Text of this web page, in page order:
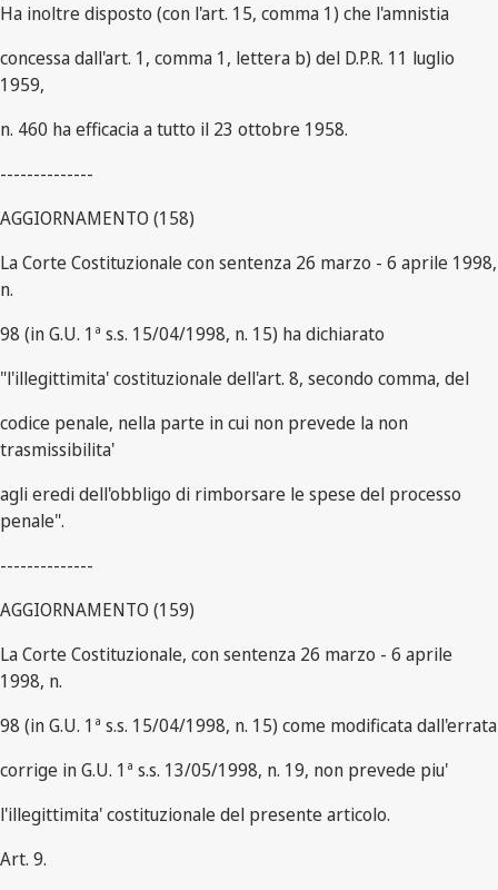
Ha inoltre disposto (con l'art. 15, comma 1) che l'amnistia
concessa dall'art. 1, comma 1, lettera b) del D.P.R. 11 luglio
1959,
n. 460 ha efficacia a tutto il 23 ottobre 1958.
--------------
AGGIORNAMENTO (158)
La Corte Costituzionale con sentenza 26 marzo - 6 aprile 1998,
n.
98 (in G.U. 1ª s.s. 15/04/1998, n. 15) ha dichiarato
"l'illegittimita' costituzionale dell'art. 8, secondo comma, del
codice penale, nella parte in cui non prevede la non
trasmissibilita'
agli eredi dell'obbligo di rimborsare le spese del processo
penale".
--------------
AGGIORNAMENTO (159)
La Corte Costituzionale, con sentenza 26 marzo - 6 aprile
1998, n.
98 (in G.U. 1ª s.s. 15/04/1998, n. 15) come modificata dall'errata
corrige in G.U. 1ª s.s. 13/05/1998, n. 19, non prevede piu'
l'illegittimita' costituzionale del presente articolo.
Art. 9.